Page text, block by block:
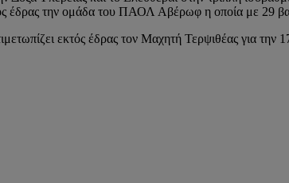
έδρας την ομάδα του ΠΑΟΛ Αβέρωφ η οποία με 29
εκτός έδρας τον Μαχητή Τερψιθέας για την